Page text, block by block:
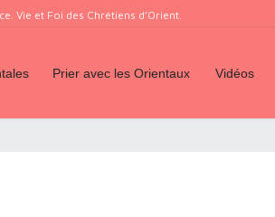
Vie et Foi des Chrétiens d’Orient.
Prier avec les Orientaux Vidéos